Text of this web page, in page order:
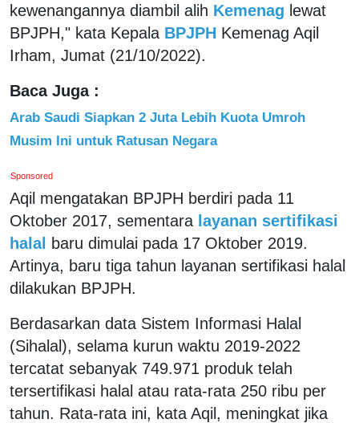
kewenangannya diambil alih Kemenag lewat
BPJPH," kata Kepala BPJPH Kemenag Aqil
Irham, Jumat (21/10/2022).
Baca Juga :
Arab Saudi Siapkan 2 Juta Lebih Kuota Umroh
Musim Ini untuk Ratusan Negara
Sponsored
Aqil mengatakan BPJPH berdiri pada 11
Oktober 2017, sementara layanan sertifikasi
halal
baru dimulai pada 17 Oktober 2019.
Artinya, baru tiga tahun layanan sertifikasi halal
dilakukan BPJPH.
Berdasarkan data Sistem Informasi Halal
(Sihalal), selama kurun waktu 2019-2022
tercatat sebanyak 749.971 produk telah
tersertifikasi halal atau rata-rata 250 ribu per
tahun. Rata-rata ini, kata Aqil, meningkat jika